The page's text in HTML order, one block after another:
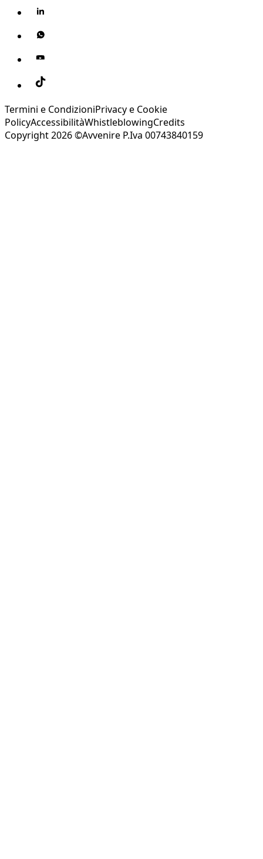
Termini e CondizioniPrivacy e Cookie
PolicyAccessibilitàWhistleblowingCredits
Copyright 2026 ©Avvenire P.Iva 00743840159